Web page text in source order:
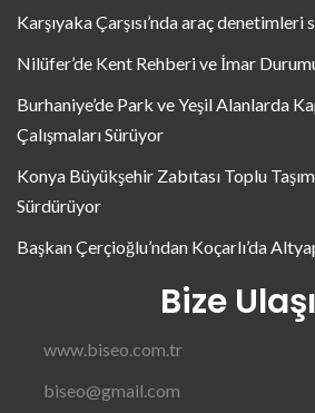
Karşıyaka Çarşısı’nda araç denetimleri
Nilüfer’de Kent Rehberi ve İmar
Burhaniye’de Park ve Yeşil Alanlarda
Çalışmaları Sürüyor
Konya Büyükşehir Zabıtası Toplu
Sürdürüyor
Başkan Çerçioğlu’ndan Koçarlı’da
Bize
www.biseo.com.tr
biseo@gmail.com